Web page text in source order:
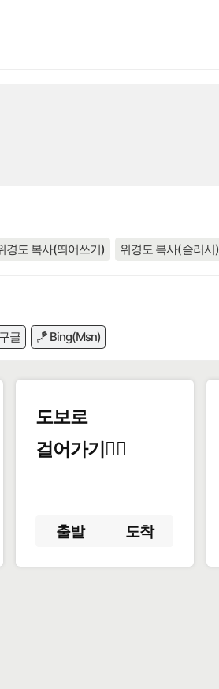
경도 복사(띄어쓰기) 위경도 복사(슬러시)
글 🪁 Bing(Msn)
도보로
걸어가기🚶‍♂️
출발 도착